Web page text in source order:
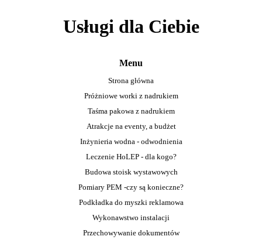
Usługi dla Ciebie
Menu
Strona główna
Próżniowe worki z nadrukiem
Taśma pakowa z nadrukiem
Atrakcje na eventy, a budżet
Inżynieria wodna - odwodnienia
Leczenie HoLEP - dla kogo?
Budowa stoisk wystawowych
Pomiary PEM -czy są konieczne?
Podkładka do myszki reklamowa
Wykonawstwo instalacji
Przechowywanie dokumentów